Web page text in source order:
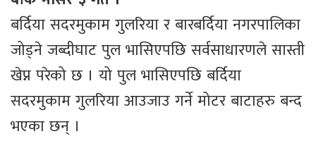
बर्दिया सदरमुकाम गुलरिया र बारबर्दिया नगरपालिका
जोड्ने जब्दीघाट पुल भासिएपछि सर्वसाधारणले सास्ती
खेप्न परेको छ । यो पुल भासिएपछि बर्दिया
सदरमुकाम गुलरिया आउजाउ गर्ने मोटर बाटाहरु बन्द
भएका छन् ।